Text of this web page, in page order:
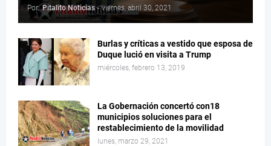
Por: Pitalito Noticias - viernes, abril 30, 2021
Burlas y críticas a vestido que esposa de
Duque lució en visita a Trump
miércoles, febrero 13, 2019
La Gobernación concertó con18
municipios soluciones para el
restablecimiento de la movilidad
lunes, marzo 29, 2021